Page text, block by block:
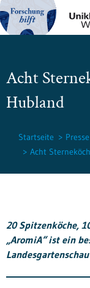
Acht
Hubland
Startseite Presse
Acht
20 Spitzenköche,
„AromiA“ ist ein
Landesgartenschau